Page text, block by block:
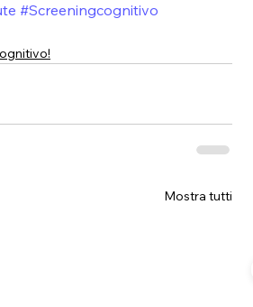
#Screeningcognitivo
Mostra tutti